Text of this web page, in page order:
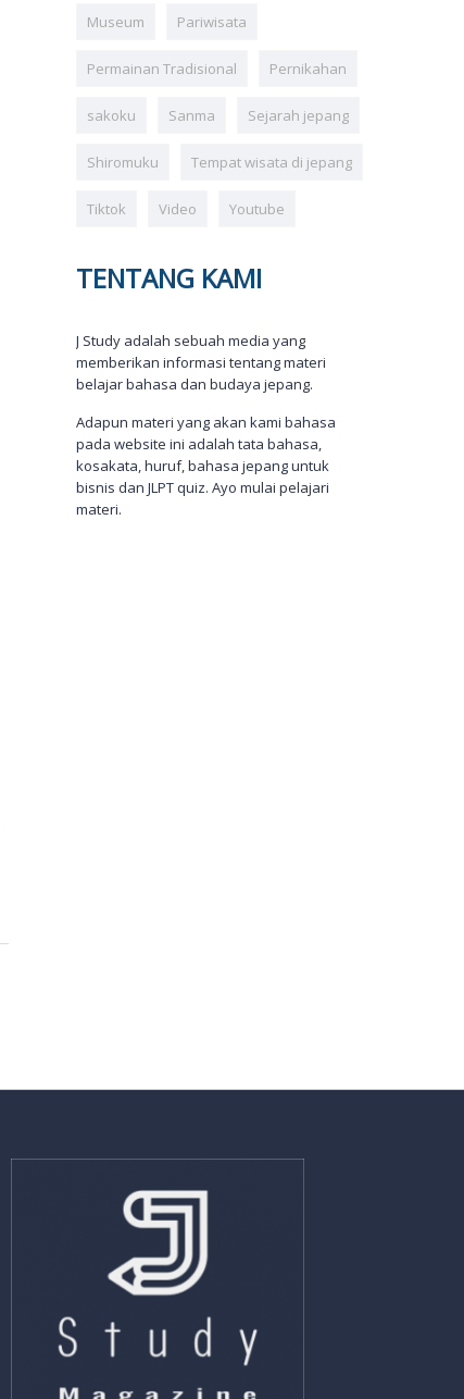
Museum Pariwisata
Permainan Tradisional Pernikahan
sakoku Sanma Sejarah jepang
Shiromuku Tempat wisata di jepang
Tiktok Video Youtube
TENTANG KAMI
J Study adalah sebuah media yang
memberikan informasi tentang materi
belajar bahasa dan budaya jepang.
Adapun materi yang akan kami bahasa
pada website ini adalah tata bahasa,
kosakata, huruf, bahasa jepang untuk
bisnis dan JLPT quiz. Ayo mulai pelajari
materi.